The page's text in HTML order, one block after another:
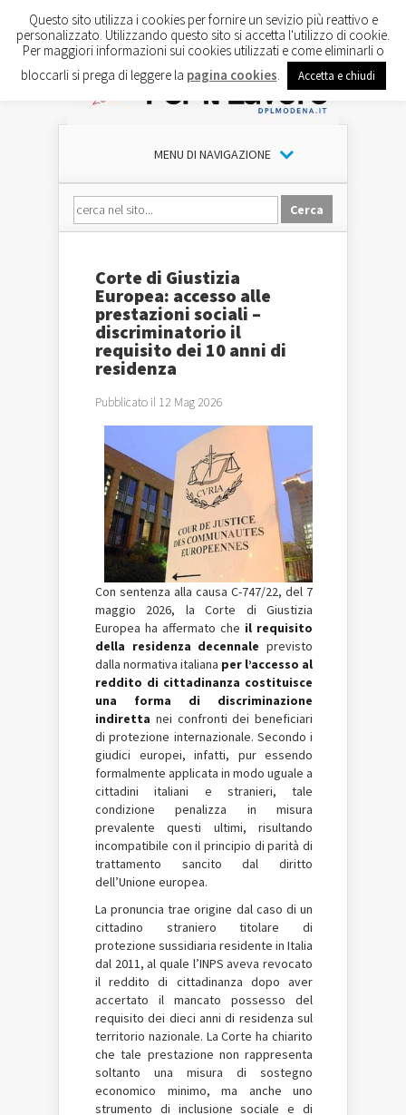
MENU DI NAVIGAZIONE
Corte di Giustizia
Europea: accesso alle
prestazioni sociali –
discriminatorio il
requisito dei 10 anni di
residenza
Pubblicato il 12 Mag 2026
Con sentenza alla causa C-747/22, del 7
maggio 2026, la Corte di Giustizia
Europea ha affermato che il requisito
della residenza decennale previsto
dalla normativa italiana per l’accesso al
reddito di cittadinanza costituisce
una forma di discriminazione
indiretta nei confronti dei beneficiari
di protezione internazionale. Secondo i
giudici europei, infatti, pur essendo
formalmente applicata in modo uguale a
cittadini italiani e stranieri, tale
condizione penalizza in misura
prevalente questi ultimi, risultando
incompatibile con il principio di parità di
trattamento sancito dal diritto
dell’Unione europea.
La pronuncia trae origine dal caso di un
cittadino straniero titolare di
protezione sussidiaria residente in Italia
dal 2011, al quale l’INPS aveva revocato
il reddito di cittadinanza dopo aver
accertato il mancato possesso del
requisito dei dieci anni di residenza sul
territorio nazionale. La Corte ha chiarito
che tale prestazione non rappresenta
soltanto una misura di sostegno
economico minimo, ma anche uno
strumento di inclusione sociale e di
Questo sito utilizza i cookies per fornire un sevizio più reattivo e
personalizzato. Utilizzando questo sito si accetta l'utilizzo di cookie.
Per maggiori informazioni sui cookies utilizzati e come eliminarli o
bloccarli si prega di leggere la pagina cookies Accetta e chiudi